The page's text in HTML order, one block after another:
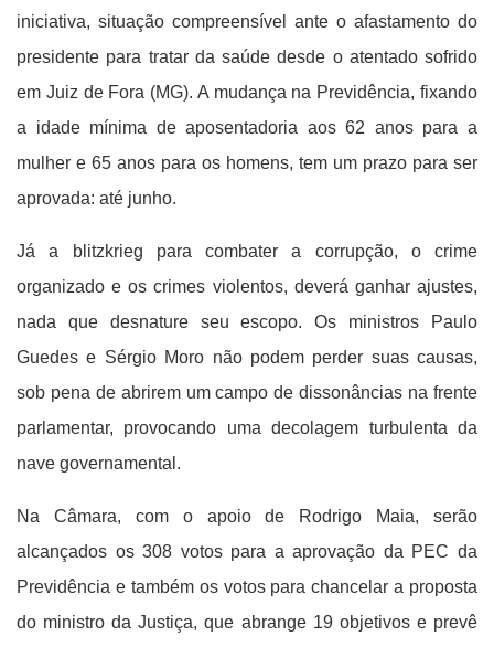
iniciativa, situação compreensível ante o afastamento do
presidente para tratar da saúde desde o atentado sofrido
em Juiz de Fora (MG). A mudança na Previdência, fixando
a idade mínima de aposentadoria aos 62 anos para a
mulher e 65 anos para os homens, tem um prazo para ser
aprovada: até junho.
Já a blitzkrieg para combater a corrupção, o crime
organizado e os crimes violentos, deverá ganhar ajustes,
nada que desnature seu escopo.Os ministros Paulo
Guedes e Sérgio Moro não podem perder suas causas,
sob pena de abrirem um campo de dissonâncias na frente
parlamentar, provocando uma decolagem turbulenta da
nave governamental.
Na Câmara, com o apoio de Rodrigo Maia, serão
alcançados os 308 votos para a aprovação da PEC da
Previdência e também os votos para chancelar a proposta
do ministro da Justiça, que abrange 19 objetivos e prevê